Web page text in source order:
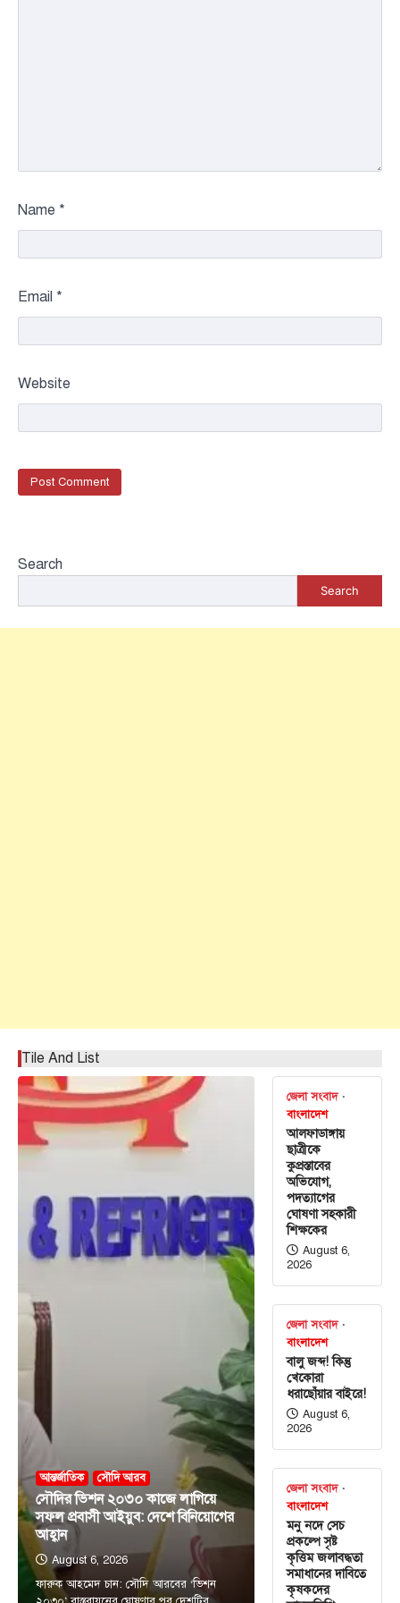
Name *
Email *
Website
Search
Search
Tile And List
আন্তর্জাতিক সৌদি আরব
সৌদির ভিশন ২০৩০ কাজে লাগিয়ে
সফল প্রবাসী আইয়ুব: দেশে বিনিয়োগের
আহ্বান
August 6, 2026
ফারুক আহমেদ চান: সৌদি আরবের ‘ভিশন
জেলা সংবাদ
বাংলাদেশ
আলফাডাঙ্গায়
ছাত্রীকে
কুপ্রস্তাবের
অভিযোগ,
পদত্যাগের
ঘোষণা সহকারী
শিক্ষকের
August 6,
2026
জেলা সংবাদ
বাংলাদেশ
বালু জব্দ! কিন্তু
খেকোরা
ধরাছোঁয়ার বাইরে!
August 6,
2026
জেলা সংবাদ
বাংলাদেশ
মনু নদে সেচ
প্রকল্পে সৃষ্ট
কৃত্তিম জলাবদ্ধতা
সমাধানের দাবিতে
কৃষকদের